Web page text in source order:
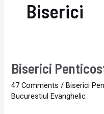
Biserici
Biserici
47 Comments /Biserici
Bucurestiul Evanghelic
Biserici